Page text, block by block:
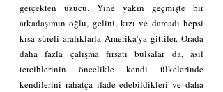
gerçekten üzücü. Yine yakın geçmişte bir
arkadaşımın oğlu, gelini, kızı ve damadı hepsi
kısa süreli aralıklarla Amerika'ya gittiler. Orada
daha fazla çalışma fırsatı bulsalar da, asıl
tercihlerinin öncelikle kendi ülkelerinde
kendilerini rahatça ifade edebildikleri ve daha